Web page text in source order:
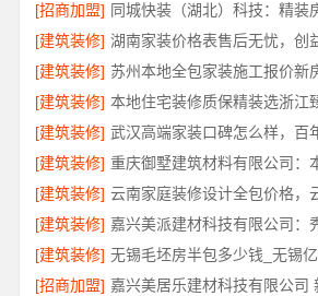
[招商加盟]
[建筑装修]
[建筑装修] 苏州本地全包家装施工报价新
[建筑装修]
[建筑装修]
[建筑装修]
[建筑装修]
[建筑装修]
[建筑装修]
[招商加盟] 嘉兴美居乐建材科技有限公司